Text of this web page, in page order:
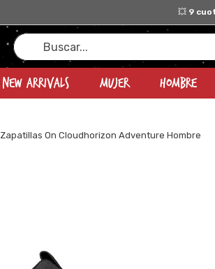
Buscar...
New Arrivals Mujer Hombre
Zapatillas On Cloudhorizon Adventure Hombre